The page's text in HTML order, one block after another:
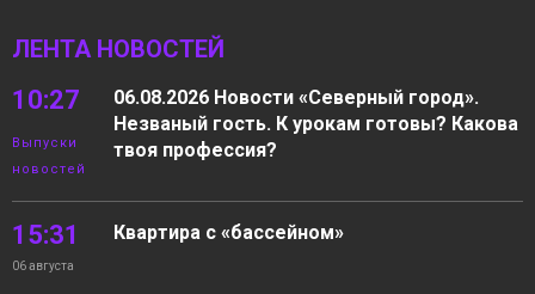
ЛЕНТА НОВОСТЕЙ
10:27
Выпуски
новостей
06.08.2026 Новости «Северный город».
Незваный гость. К урокам готовы? Какова
твоя профессия?
15:31
06 августа
Квартира с «бассейном»